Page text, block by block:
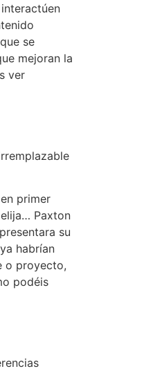
se
mejoran la
ver
primer
Paxton
su
habrían
o proyecto,
podéis